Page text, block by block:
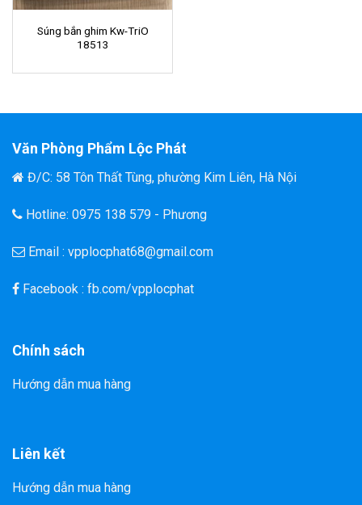
Súng bắn ghim Kw-TriO
18513
Văn Phòng Phẩm Lộc Phát
Đ/C: 58 Tôn Thất Tùng, phường Kim Liên, Hà Nội
Hotline: 0975 138 579 - Phương
Email : vpplocphat68@gmail.com
Facebook : fb.com/vpplocphat
Chính sách
Hướng dẫn mua hàng
Liên kết
Hướng dẫn mua hàng